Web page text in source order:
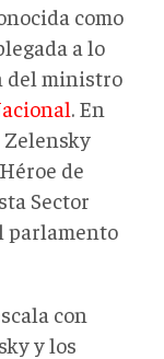
como
a lo
del ministro
. En
Zelensky
de
Sector
parlamento
con
y los